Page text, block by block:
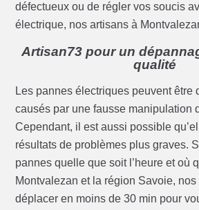
défectueux ou de régler vos soucis
électrique, nos artisans à
Artisan73 pour un
qualité
Les pannes électriques peuvent être
causés par une fausse manipulation
Cependant, il est aussi possible
résultats de problèmes plus graves.
pannes quelle que soit l’heure et où
Montvalezan et la région Savoie,
déplacer en moins de 30 min pour